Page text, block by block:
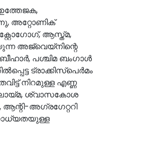
അറ്റോണിക്
ആസ്ത്മ,
അജ്‌വെയ്‌നിന്റെ
പശ്ചിമ ബംഗാൾ
ട്രാക്കിസ്പെർമം
നിറമുള്ള എണ്ണ
ശ്വാസകോശ
അഗ്രഗേറ്ററി